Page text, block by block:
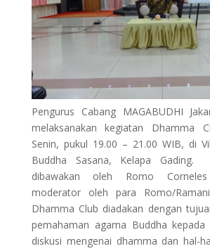
Pengurus Cabang MAGABUDHI
melaksanakankegiatan Dhamma
Senin, pukul 1 9.00 – 21 .00 WIB, di
Buddha Sasana, Kelapa Gading.
dibawakan oleh Romo
moderator oleh para Romo/Ramani
Dhamma Club diadakan dengan
pemahaman agama Buddha
diskusi mengenai dhamma dan hal-